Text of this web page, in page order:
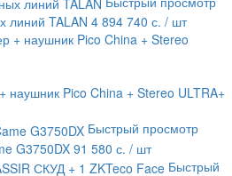
линий TALAN 4 894 740 с. / шт
наушник Pico China + Stereo ULTRA+
Быстрый просмотр
G3750DX 91 580 с. / шт
Быстрый